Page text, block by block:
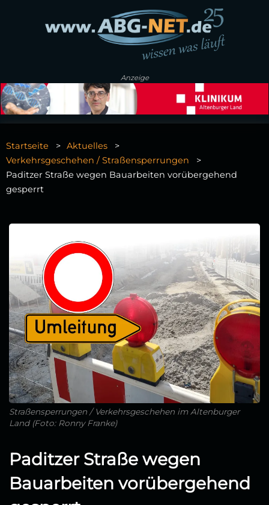
Anzeige
Startseite
Aktuelles
Verkehrsgeschehen / Straßensperrungen
Paditzer Straße wegen Bauarbeiten vorübergehend
gesperrt
Straßensperrungen / Verkehrsgeschehen im Altenburger
Land (Foto: Ronny Franke)
Paditzer Straße wegen
Bauarbeiten vorübergehend